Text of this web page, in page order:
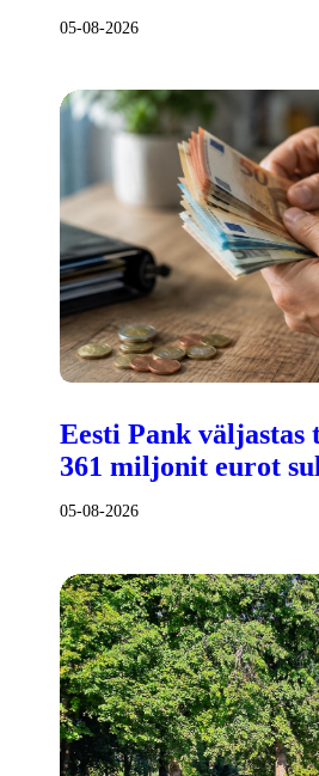
05-08-2026
Eesti Pank väljastas
361 miljonit eurot
05-08-2026